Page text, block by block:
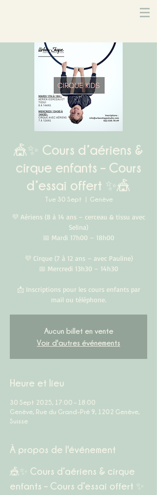
🎪✨ Cours d’aériens &
cirque enfants – Cours
d’essai offert ✨🎪
Tue 30 Sept
  |
Genève
💜 Aériens (8 à 14 ans – cerceau & tissu avec
Selina)
📅 Mardi 17h00 – 18h00
💜 Cirque (7 à 12 ans – avec Pauline)
📅 Mercredi 13h30 – 14h30
📩 Inscriptions pour les cours enfants par
mail ou téléphone.
Aucun billet en vente
Voir d'autres événements
Heure et lieu
30 Sept 2025, 17:00 – 18:00
Genève, Rue du Grand-Pré 9, 1202 Genève,
Suisse
À propos de l'événement
🎪✨ Cours d’aériens & cirque
enfants – Cours d’essai offert ✨